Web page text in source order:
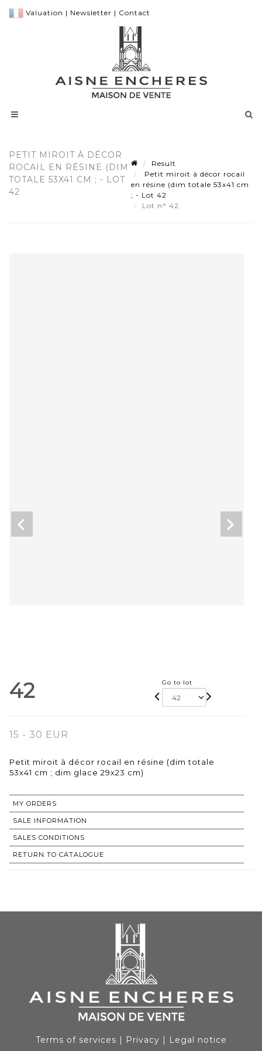
Valuation | Newsletter | Contact
PETIT MIROIT À DÉCOR
ROCAIL EN RÉSINE (DIM
TOTALE 53X41 CM ; - LOT
42
Result
Petit miroit à décor rocail
en résine (dim totale 53x41 cm
; - Lot 42
Lot n° 42
42 Go to lot
15 - 30 EUR
Petit miroit à décor rocail en résine (dim totale
53x41 cm ; dim glace 29x23 cm)
MY ORDERS
SALE INFORMATION
SALES CONDITIONS
RETURN TO CATALOGUE
Terms of services | Privacy | Legal notice